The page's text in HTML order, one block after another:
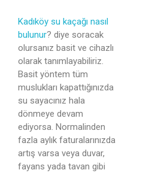
Kadıköy su kaçağı nasıl
bulunur? diye soracak
olursanız basit ve cihazlı
olarak tanımlayabiliriz.
Basit yöntem tüm
muslukları kapattığınızda
su sayacınız hala
dönmeye devam
ediyorsa. Normalinden
fazla aylık faturalarınızda
artış varsa veya duvar,
fayans yada tavan gibi